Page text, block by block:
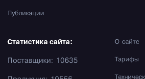
Публикации
О сайте
Тарифы
Статистика сайта:
Поставщики: 10635